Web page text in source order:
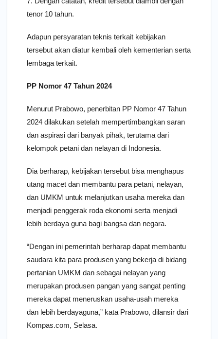
tenor 10 tahun.
Adapun persyaratan teknis terkait kebijakan
tersebut akan diatur kembali oleh kementerian serta
lembaga terkait.
PP Nomor 47 Tahun 2024
Menurut Prabowo, penerbitan PP Nomor 47 Tahun
2024 dilakukan setelah mempertimbangkan saran
dan aspirasi dari banyak pihak, terutama dari
kelompok petani dan nelayan di Indonesia.
Dia berharap, kebijakan tersebut bisa menghapus
utang macet dan membantu para petani, nelayan,
dan UMKM untuk melanjutkan usaha mereka dan
menjadi penggerak roda ekonomi serta menjadi
lebih berdaya guna bagi bangsa dan negara.
“Dengan ini pemerintah berharap dapat membantu
saudara kita para produsen yang bekerja di bidang
pertanian UMKM dan sebagai nelayan yang
merupakan produsen pangan yang sangat penting
mereka dapat meneruskan usaha-usah mereka
dan lebih berdayaguna,” kata Prabowo, dilansir dari
Kompas.com, Selasa.